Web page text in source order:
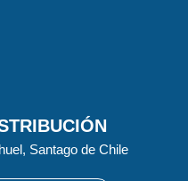
Santago de Chile